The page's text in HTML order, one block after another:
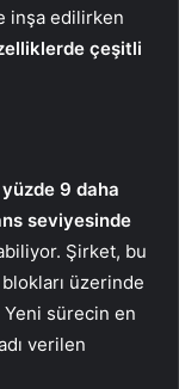
inşa edilirken
çeşitli
yüzde 9 daha
seviyesinde
Şirket, bu
üzerinde
Yeni sürecin en
verilen